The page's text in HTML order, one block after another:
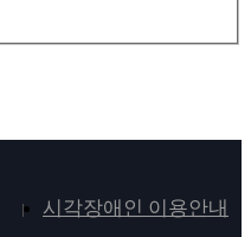
시각장애인 이용안내